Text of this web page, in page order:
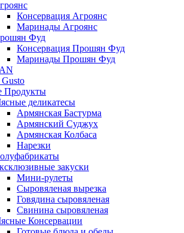
Консервация Агроянс
Маринады Агроянс
Фуд
Консервация Прошян Фуд
Маринады Прошян Фуд
Gusto
Продукты
деликатесы
Армянская Бастурма
Армянский Суджух
Армянская Колбаса
Нарезки
закуски
Мини-рулеты
Сыровяленая вырезка
Говядина сыровяленая
Свинина сыровяленая
Консервации